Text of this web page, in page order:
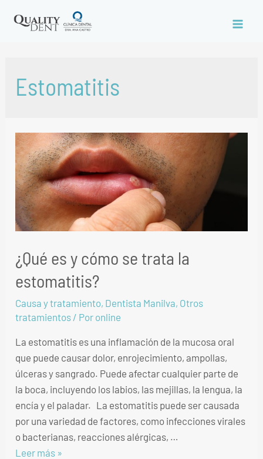
Estomatitis
¿Qué es y cómo se trata la
estomatitis?
Causa y tratamiento, Dentista Manilva, Otros
tratamientos / Por online
La estomatitis es una inflamación de la mucosa oral
que puede causar dolor, enrojecimiento, ampollas,
úlceras y sangrado. Puede afectar cualquier parte de
la boca, incluyendo los labios, las mejillas, la lengua, la
encía y el paladar. La estomatitis puede ser causada
por una variedad de factores, como infecciones virales
o bacterianas, reacciones alérgicas, …
Leer más »